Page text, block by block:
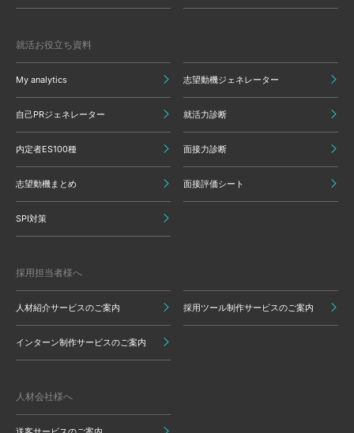
就活お役立ち資料
My analytics 志望動機ジェネレーター
自己PRジェネレーター 就活力診断
内定者ES100種 面接力診断
志望動機まとめ 面接評価シート
SPI対策
採用担当者様へ
人材紹介サービスのご案内 採用ツール制作サービスのご案内
インターン制作サービスのご案内
人材会社様へ